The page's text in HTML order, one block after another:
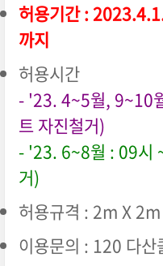
허용기간 :
까지
허용시간
- '23. 4~5월, 9~10
트 자진철거)
- '23. 6~8월 : 09시
거)
허용규격 : 2m X
이용문의 : 120 다산